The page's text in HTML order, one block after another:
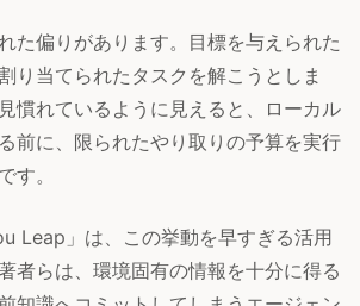
た偏りがあります。目標を与えられた
り当てられたタスクを解こうとしま
慣れているように見えると、ローカル
前に、限られたやり取りの予算を実行
す。
Leap」は、この挙動を早すぎる活用
者らは、環境固有の情報を十分に得る